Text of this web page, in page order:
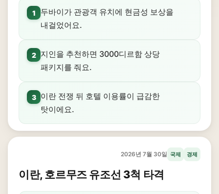
1
두바이가 관광객 유치에 현금성 보상을
내걸었어요.
2
지인을 추천하면 3000디르함 상당
패키지를 줘요.
3
이란 전쟁 뒤 호텔 이용률이 급감한
탓이에요.
2026년 7월 30일 국제 경제
이란, 호르무즈 유조선 3척 타격